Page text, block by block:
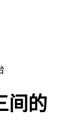
间的